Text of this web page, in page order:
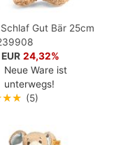
Gut Bär 25cm
24,32%
Neue Ware ist
unterwegs!
(5)